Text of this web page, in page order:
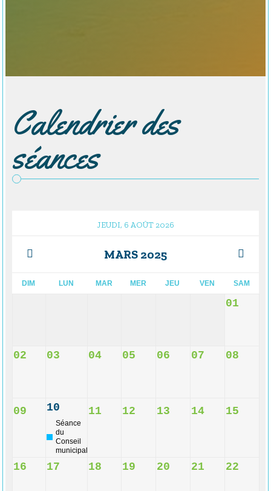
Calendrier des
séances
JEUDI, 6 AOÛT 2026
MARS 2025
DIM LUN MAR MER JEU VEN SAM
01
02 03 04 05 06 07 08
09 10
Séance
du
Conseil
municipal
11 12 13 14 15
16 17 18 19 20 21 22